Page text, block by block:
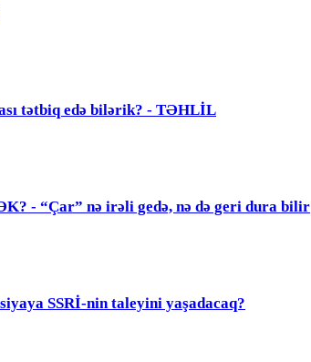
tətbiq edə bilərik? - TƏHLİL
- “Çar” nə irəli gedə, nə də geri dura bilir
SSRİ-nin taleyini yaşadacaq?